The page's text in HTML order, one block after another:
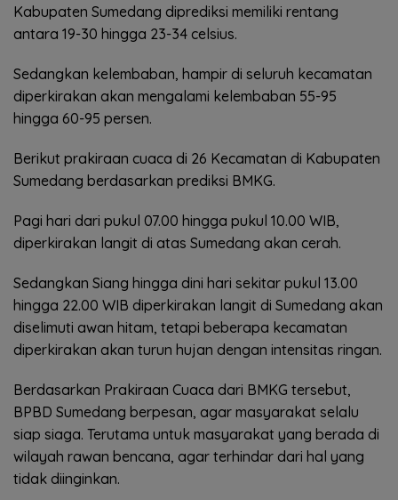
Kabupaten Sumedang diprediksi memiliki rentang
antara 19-30 hingga 23-34 celsius.
Sedangkan kelembaban, hampir di seluruh kecamatan
diperkirakan akan mengalami kelembaban 55-95
hingga 60-95 persen.
Berikut prakiraan cuaca di 26 Kecamatan di Kabupaten
Sumedang berdasarkan prediksi BMKG.
Pagi hari dari pukul 07.00 hingga pukul 10.00 WIB,
diperkirakan langit di atas Sumedang akan cerah.
Sedangkan Siang hingga dini hari sekitar pukul 13.00
hingga 22.00 WIB diperkirakan langit di Sumedang akan
diselimuti awan hitam, tetapi beberapa kecamatan
diperkirakan akan turun hujan dengan intensitas ringan.
Berdasarkan Prakiraan Cuaca dari BMKG tersebut,
BPBD Sumedang berpesan, agar masyarakat selalu
siap siaga. Terutama untuk masyarakat yang berada di
wilayah rawan bencana, agar terhindar dari hal yang
tidak diinginkan.